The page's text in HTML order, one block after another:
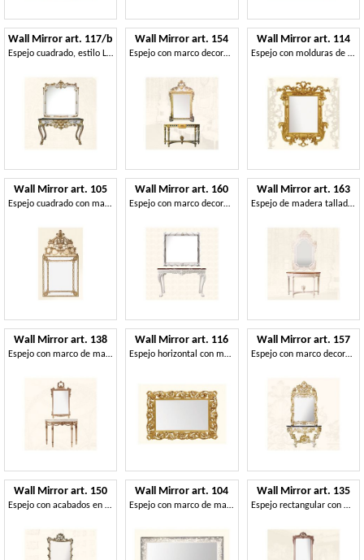
Wall Mirror art. 117/b
Espejo cuadrado, estilo Luis XV
Wall Mirror art. 154
Espejo con marco decorado con ramas, hojas y flores
Wall Mirror art. 114
Espejo con molduras de madera tallada
Wall Mirror art. 105
Espejo cuadrado con marco decorado, estilo Luis XIV
Wall Mirror art. 160
Espejo con marco decorado con la corona de flores
Wall Mirror art. 163
Espejo de madera tallados a mano, para salas de estar de lujo
Wall Mirror art. 138
Espejo con marco de madera decorado con flores
Wall Mirror art. 116
Espejo horizontal con marco de madera tallada
Wall Mirror art. 157
Espejo con marco decorado, estilo rococó
Wall Mirror art. 150
Espejo con acabados en pan de oro, estilo Luis XV
Wall Mirror art. 104
Espejo con marco de madera decorado con hojas de parra
Wall Mirror art. 135
Espejo rectangular con marco hecho de madera de tilo